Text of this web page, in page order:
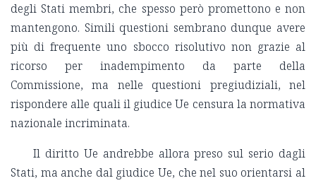
degli Stati membri, che spesso però promettono e non
mantengono. Simili questioni sembrano dunque avere
più di frequente uno sbocco risolutivo non grazie al
ricorso per inadempimento da parte della
Commissione, ma nelle questioni pregiudiziali, nel
rispondere alle quali il giudice Ue censura la normativa
nazionale incriminata.
Il diritto Ue andrebbe allora preso sul serio dagli
Stati, ma anche dal giudice Ue, che nel suo orientarsi al